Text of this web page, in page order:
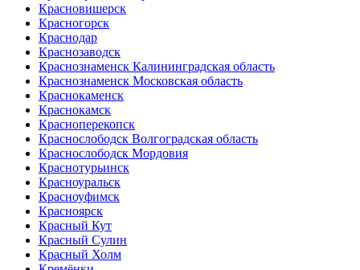
Красновишерск
Красногорск
Краснодар
Краснозаводск
Краснознаменск Калининградская область
Краснознаменск Московская область
Краснокаменск
Краснокамск
Красноперекопск
Краснослободск Волгоградская область
Краснослободск Мордовия
Краснотурьинск
Красноуральск
Красноуфимск
Красноярск
Красный Кут
Красный Сулин
Красный Холм